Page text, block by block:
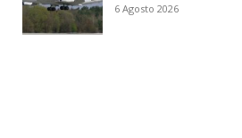
6 Agosto 2026